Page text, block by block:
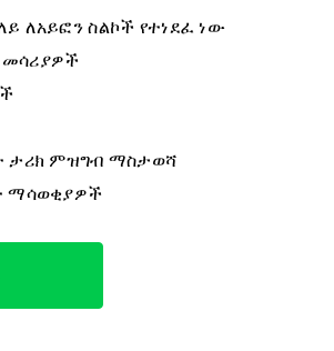
ለአይፎን ስልኮች የተነደፈ ነው
ታሪክ ምዝግብ ማስታወሻ
ማሳወቂያዎች